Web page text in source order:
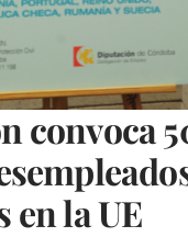
convoca
en la UE